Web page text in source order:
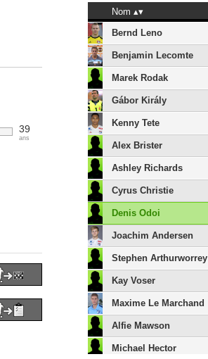
39
ans
Nom
Bernd Leno
Benjamin Lecomte
Marek Rodak
Gábor Király
Kenny Tete
Alex Brister
Ashley Richards
Cyrus Christie
Denis Odoi
Joachim Andersen
Stephen Arthurworrey
Kay Voser
Maxime Le Marchand
Alfie Mawson
Michael Hector